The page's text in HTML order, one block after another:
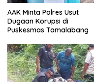
AAK Minta Polres Usut
Dugaan Korupsi di
Puskesmas Tamalabang